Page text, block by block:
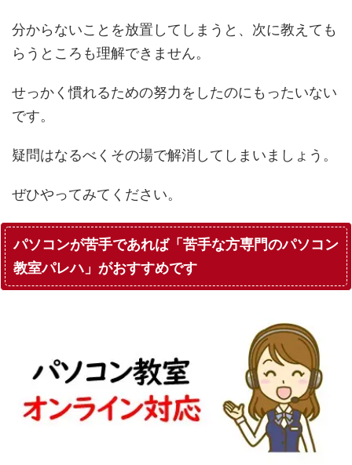
分からないことを放置してしまうと、次に教えても
らうところも理解できません。
せっかく慣れるための努力をしたのにもったいない
です。
疑問はなるべくその場で解消してしまいましょう。
ぜひやってみてください。
パソコンが苦手であれば「苦手な方専門のパソコン
教室パレハ」がおすすめです